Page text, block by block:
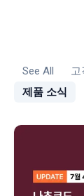
See All 고
제품 소식